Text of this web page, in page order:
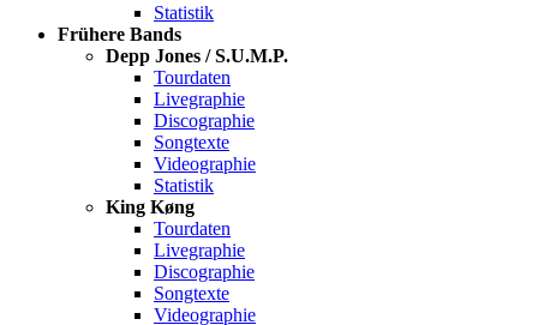
Statistik
Frühere Bands
Depp Jones / S.U.M.P.
Tourdaten
Livegraphie
Discographie
Songtexte
Videographie
Statistik
King Køng
Tourdaten
Livegraphie
Discographie
Songtexte
Videographie